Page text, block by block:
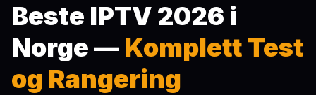
Beste IPTV 2026 i
Norge — Komplett Test
og Rangering